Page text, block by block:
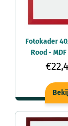
Fotokader
Rood -